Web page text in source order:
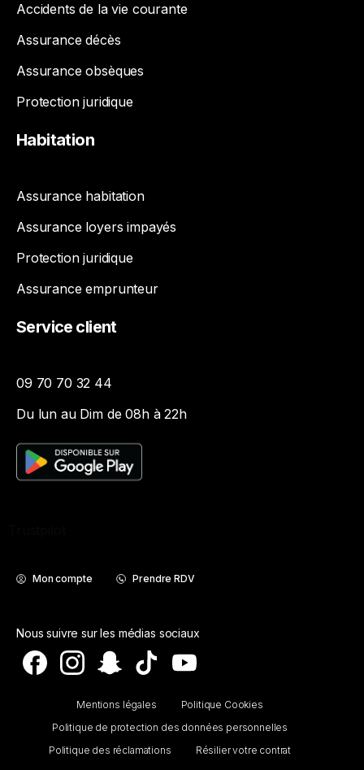
Accidents de la vie courante
Assurance décès
Assurance obsèques
Protection juridique
Habitation
Assurance habitation
Assurance loyers impayés
Protection juridique
Assurance emprunteur
Service client
09 70 70 32 44
Du lun au Dim de 08h à 22h
Mon compte Prendre RDV
Nous suivre sur les médias sociaux
Mentions légales
Politique Cookies
Politique de protection des données personnelles
Politique des réclamations
Résilier votre contrat